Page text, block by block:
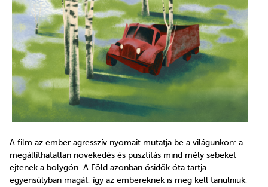
A film az ember agresszív nyomait mutatja be a világunkon: a
megállíthatatlan növekedés és pusztítás mind mély sebeket
ejtenek a bolygón. A Föld azonban ősidők óta tartja
egyensúlyban magát, így az embereknek is meg kell tanulniuk,